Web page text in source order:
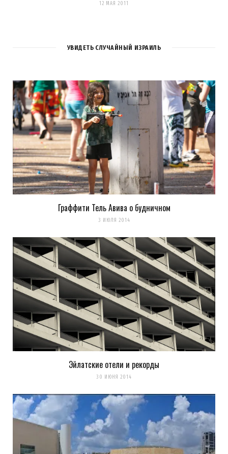
12 МАЯ 2011
УВИДЕТЬ СЛУЧАЙНЫЙ ИЗРАИЛЬ
Граффити Тель Авива о будничном
3 ИЮЛЯ 2014
Эйлатские отели и рекорды
30 ИЮНЯ 2014